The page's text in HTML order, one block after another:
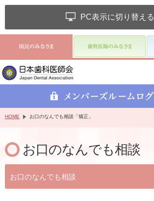
PC表示に切り替える
HOME お口のなんでも相談「矯正」
お口のなんでも相談
お口のなんでも相談